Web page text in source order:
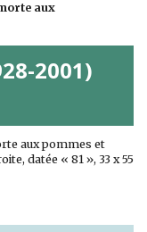
aux
2001)
aux pommes et
datée « 81 », 33 x 55